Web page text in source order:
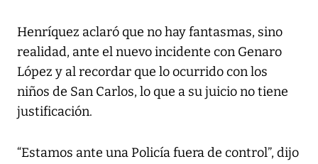
Henríquez aclaró que no hay fantasmas, sino
realidad, ante el nuevo incidente con Genaro
López y al recordar que lo ocurrido con los
niños de San Carlos, lo que a su juicio no tiene
justificación.
“Estamos ante una Policía fuera de control”, dijo